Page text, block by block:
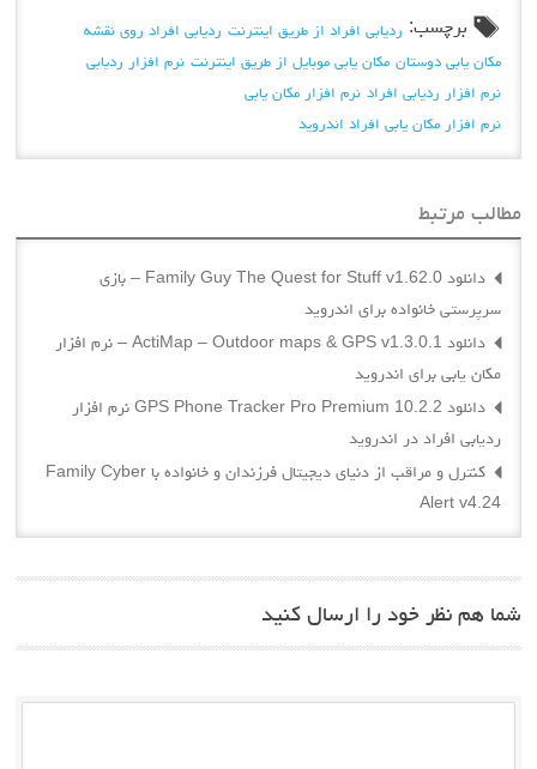
برچسب: ردیابی افراد از طریق اینترنت ردیابی افراد روی نقشه
مکان یابی دوستان مکان یابی موبایل از طریق اینترنت نرم افزار ردیابی
نرم افزار ردیابی افراد نرم افزار مکان یابی
نرم افزار مکان یابی افراد اندروید
مطالب مرتبط
دانلود Family Guy The Quest for Stuff v1.62.0 – بازی
سرپرستی خانواده برای اندروید
دانلود ActiMap – Outdoor maps & GPS v1.3.0.1 – نرم افزار
مکان یابی برای اندروید
دانلود GPS Phone Tracker Pro Premium 10.2.2 نرم افزار
ردیابی افراد در اندروید
کنترل و مراقب از دنیای دیجیتال فرزندان و خانواده با Family Cyber
Alert v4.24
شما هم نظر خود را ارسال کنید